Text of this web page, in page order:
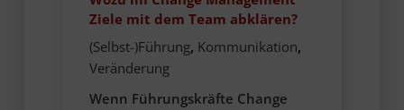
Ziele mit dem Team abklären?
(Selbst-)Führung, Kommunikation,
Veränderung
Wenn Führungskräfte Change